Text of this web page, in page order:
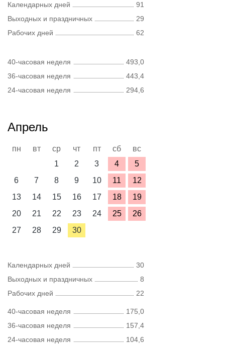
Календарных дней
91
Выходных и праздничных
29
Рабочих дней
62
40-часовая неделя
493,0
36-часовая неделя
443,4
24-часовая неделя
294,6
Апрель
пн вт ср чт пт сб
вс
1
2 3 4
5
6
7 8 9 10 11
12
13
14 15 16 17 18
19
20
21 22 23 24 25
26
27
28 29 30
Календарных дней
30
Выходных и праздничных
8
Рабочих дней
22
40-часовая неделя
175,0
36-часовая неделя
157,4
24-часовая неделя
104,6